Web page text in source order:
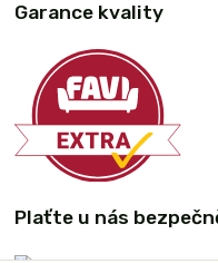
Garance kvality
Plaťte u nás